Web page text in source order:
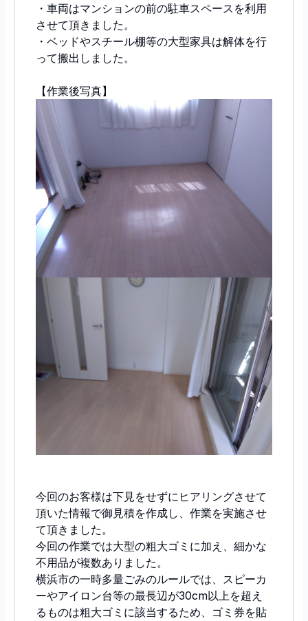
・車両はマンションの前の駐車スペースを利用
させて頂きました。
・ベッドやスチール棚等の大型家具は解体を行
って搬出しました。
【作業後写真】
今回のお客様は下見をせずにヒアリングさせて
頂いた情報で御見積を作成し、作業を実施させ
て頂きました。
今回の作業では大型の粗大ゴミに加え、細かな
不用品が複数ありました。
横浜市の一時多量ごみのルールでは、スピーカ
ーやアイロン台等の最長辺が30cm以上を超え
るものは粗大ゴミに該当するため、ゴミ券を貼